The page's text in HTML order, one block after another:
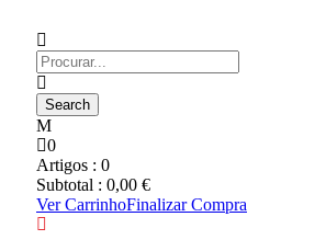
0
Artigos : 0
Subtotal : 0,00 €
Ver CarrinhoFinalizar Compra